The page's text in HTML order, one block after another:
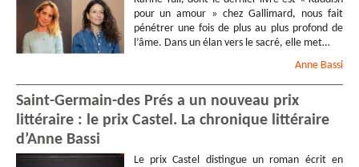
pour un amour » chez Gallimard, nous fait
pénétrer une fois de plus au plus profond de
l’âme. Dans un élan vers le sacré, elle met…
Anne Bassi
Saint-Germain-des Prés a un nouveau prix
littéraire : le prix Castel. La chronique littéraire
d’Anne Bassi
Le prix Castel distingue un roman écrit en